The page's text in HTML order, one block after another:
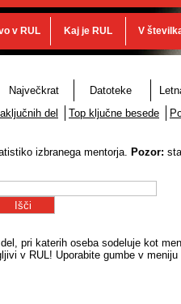
v RUL Kaj je RUL V
Največkrat Datoteke
del Top ključne besede
izbranega mentorja. Pozor:
pri katerih oseba sodeluje kot
v RUL! Uporabite gumbe v